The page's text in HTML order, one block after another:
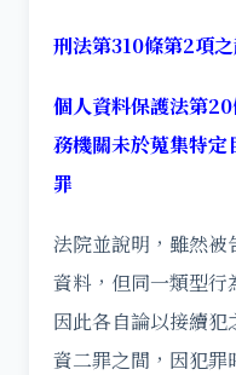
刑法第310條第2項
個人資料保護法第
務機關未於蒐集特
罪
法院並說明，雖然被
資料，但同一類型行
因此各自論以接續
資二罪之間，因犯罪